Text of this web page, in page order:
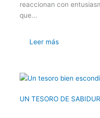
reaccionan con
que...
Leer más
UN TESORO DE